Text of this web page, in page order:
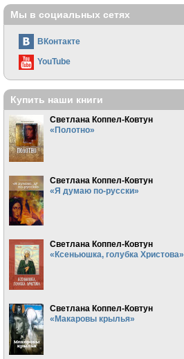
Мы в социальных сетях
ВКонтакте
YouTube
Купить наши книги
Светлана Коппел-Ковтун
«Полотно»
Светлана Коппел-Ковтун
«Я думаю по-русски»
Светлана Коппел-Ковтун
«Ксеньюшка, голубка Христова»
Светлана Коппел-Ковтун
«Макаровы крылья»